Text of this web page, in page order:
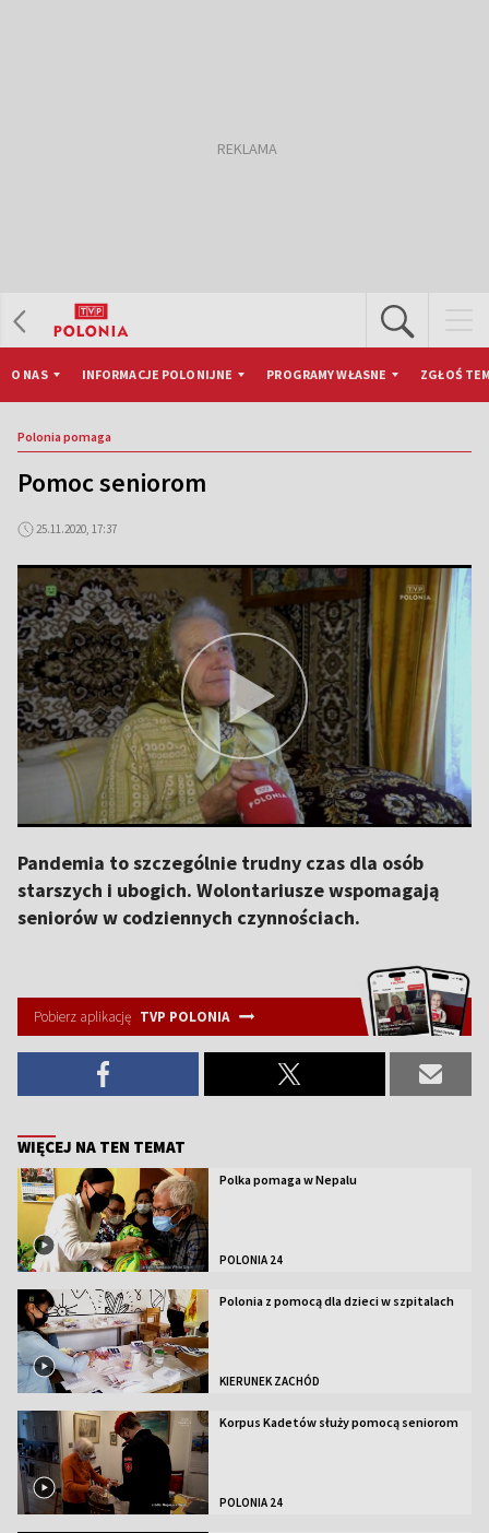
O NAS INFORMACJE POLONIJNE PROGRAMY WŁASNE ZGŁOŚ
Polonia pomaga
Pomoc seniorom
25.11.2020, 17:37
Pandemia to szczególnie trudny czas dla osób
starszych i ubogich. Wolontariusze wspomagają
seniorów w codziennych czynnościach.
Pobierz aplikację TVP POLONIA
WIĘCEJ NA TEN TEMAT
Polka pomaga w Nepalu
POLONIA 24
Polonia z pomocą dla dzieci w szpitalach
KIERUNEK ZACHÓD
Korpus Kadetów służy pomocą seniorom
POLONIA 24